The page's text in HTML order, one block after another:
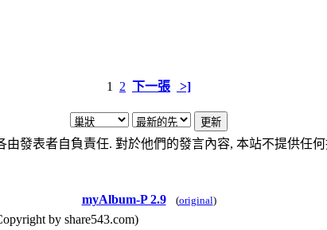
1 2 下一張 >]
由發表者自負責任. 對於他們的發言內容, 本站不提供任
myAlbum-P 2.9 (original)
by share543.com)